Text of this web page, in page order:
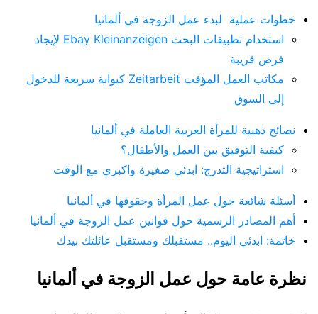
خطوات عملية لبدء عمل الزوجة في ألمانيا
استخدام تطبيقات البحث Ebay Kleinanzeigen لإيجاد
فرص قريبة
مكاتب العمل المؤقت Zeitarbeit كبوابة سريعة للدخول
إلى السوق
نصائح ذهبية للمرأة العربية العاملة في ألمانيا
كيفية التوفيق بين العمل والأطفال؟
استراتيجية التدرج: ابدئي صغيرة واكبري مع الوقت
أسئلة شائعة حول عمل المرأة وحقوقها في ألمانيا
أهم المصادر الرسمية حول قوانين عمل الزوجة في ألمانيا
خاتمة: ابدئي اليوم.. مستقبلك ومستقبل عائلتك بيدك
نظرة عامة حول عمل الزوجة في ألمانيا